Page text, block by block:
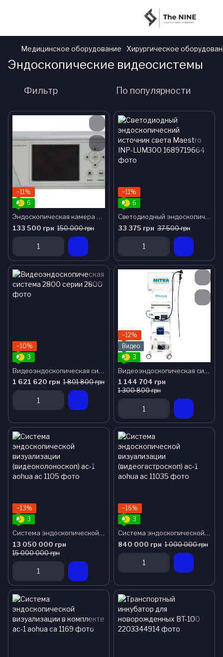
Медицинское оборудование Хирургическое
Эндоскопические видеосистемы
Фильтр По популярности
−11%
6
Эндоскопическая камера Maestro INP-200
133 500 грн 150 000 грн
−11%
6
Светодиодный эндоскопический источник света Maestro INP-LUM300
33 375 грн 37 500 грн
−10%
3
Видеоэндоскопическая система 2800 серии
1 621 620 грн 1 801 800 грн
−12%
Видео
3
Видеоэндоскопическая система SMARTEYE-S3
1 144 704 грн
1 300 800 грн
−13%
3
Система эндоскопической визуализации (видеоколоноскоп) ас-1 aohua
13 050 000 грн
15 000 000 грн
−16%
3
Система эндоскопической визуализации (видеогастроскоп) aс-1 aohua
840 000 грн 1 000 000 грн